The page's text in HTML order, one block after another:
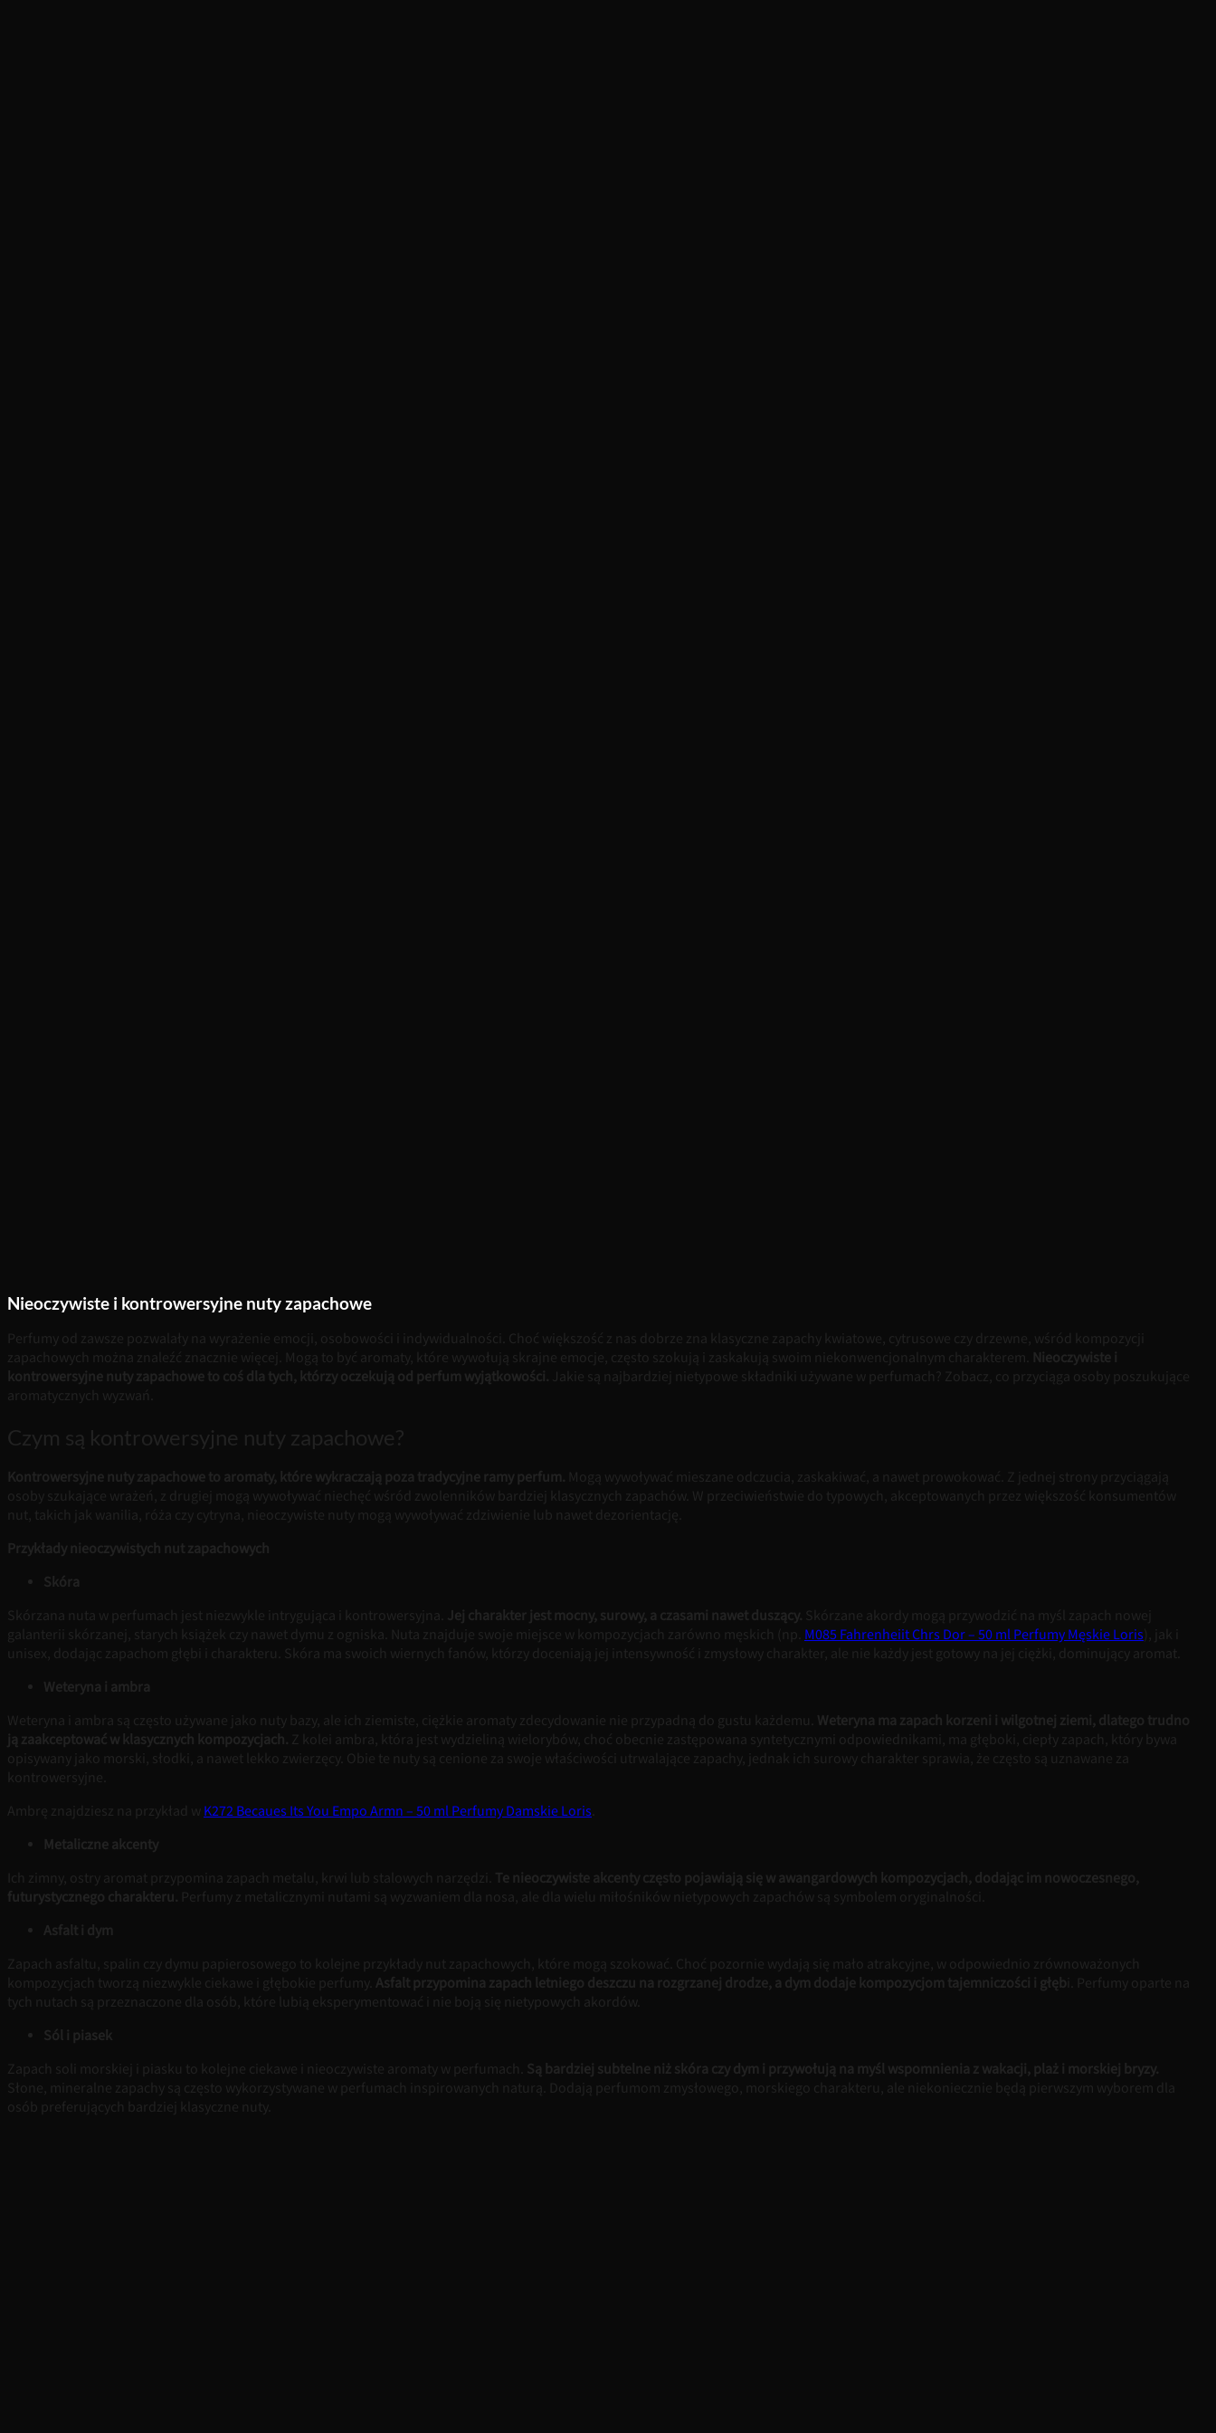
Nieoczywiste i kontrowersyjne nuty zapachowe
Perfumy od zawsze pozwalały na wyrażenie emocji, osobowości i indywidualności. Choć większość z nas dobrze zna klasyczne zapachy kwiatowe, cytrusowe czy drzewne, wśród kompozycji
zapachowych można znaleźć znacznie więcej. Mogą to być aromaty, które wywołują skrajne emocje, często szokują i zaskakują swoim niekonwencjonalnym charakterem. Nieoczywiste i
kontrowersyjne nuty zapachowe to coś dla tych, którzy oczekują od perfum wyjątkowości. Jakie są najbardziej nietypowe składniki używane w perfumach? Zobacz, co przyciąga osoby poszukujące
aromatycznych wyzwań.
Czym są kontrowersyjne nuty zapachowe?
Kontrowersyjne nuty zapachowe to aromaty, które wykraczają poza tradycyjne ramy perfum. Mogą wywoływać mieszane odczucia, zaskakiwać, a nawet prowokować. Z jednej strony przyciągają
osoby szukające wrażeń, z drugiej mogą wywoływać niechęć wśród zwolenników bardziej klasycznych zapachów. W przeciwieństwie do typowych, akceptowanych przez większość konsumentów
nut, takich jak wanilia, róża czy cytryna, nieoczywiste nuty mogą wywoływać zdziwienie lub nawet dezorientację.
Przykłady nieoczywistych nut zapachowych
Skóra
Skórzana nuta w perfumach jest niezwykle intrygująca i kontrowersyjna.
Jej charakter jest mocny, surowy, a czasami nawet duszący. Skórzane akordy mogą przywodzić na myśl zapach nowej
galanterii skórzanej, starych książek czy nawet dymu z ogniska. Nuta znajduje swoje miejsce w kompozycjach zarówno męskich (np. M085 Fahrenheiit Chrs Dor – 50 ml Perfumy Męskie Loris ), jak i
unisex, dodając zapachom głębi i charakteru. Skóra ma swoich wiernych fanów, którzy doceniają jej intensywność i zmysłowy charakter, ale nie każdy jest gotowy na jej ciężki, dominujący aromat.
Weteryna i ambra
Weteryna i ambra są często używane jako nuty bazy, ale ich ziemiste, ciężkie aromaty zdecydowanie nie przypadną do gustu każdemu. Weteryna ma zapach korzeni i wilgotnej ziemi, dlatego trudno
ją zaakceptować w klasycznych kompozycjach. Z kolei ambra, która jest wydzieliną wielorybów, choć obecnie zastępowana syntetycznymi odpowiednikami, ma głęboki, ciepły zapach, który bywa
opisywany jako morski, słodki, a nawet lekko zwierzęcy. Obie te nuty są cenione za swoje właściwości utrwalające zapachy, jednak ich surowy charakter sprawia, że często są uznawane za
kontrowersyjne.
Ambrę znajdziesz na przykład w K272 Becaues Its You Empo Armn – 50 ml Perfumy Damskie Loris
Metaliczne akcenty
Ich zimny, ostry aromat przypomina zapach metalu, krwi lub stalowych narzędzi. Te nieoczywiste akcenty często pojawiają się w awangardowych kompozycjach, dodając im nowoczesnego,
futurystycznego charakteru. Perfumy z metalicznymi nutami są wyzwaniem dla nosa, ale dla wielu miłośników nietypowych zapachów są symbolem oryginalności.
Asfalt i dym
Zapach asfaltu, spalin czy dymu papierosowego to kolejne przykłady nut zapachowych, które mogą szokować. Choć pozornie wydają się mało atrakcyjne, w odpowiednio zrównoważonych
kompozycjach tworzą niezwykle ciekawe i głębokie perfumy. Asfalt przypomina zapach letniego deszczu na rozgrzanej drodze, a dym dodaje kompozycjom tajemniczości i głęb i. Perfumy oparte na
tych nutach są przeznaczone dla osób, które lubią eksperymentować i nie boją się nietypowych akordów.
Sól i piasek
Zapach soli morskiej i piasku to kolejne ciekawe i nieoczywiste aromaty w perfumach. Są bardziej subtelne niż skóra czy dym i przywołują na myśl wspomnienia z wakacji, plaż i morskiej bryzy.
Słone, mineralne zapachy są często wykorzystywane w perfumach inspirowanych naturą. Dodają perfumom zmysłowego, morskiego charakteru, ale niekoniecznie będą pierwszym wyborem dla
osób preferujących bardziej klasyczne nuty.